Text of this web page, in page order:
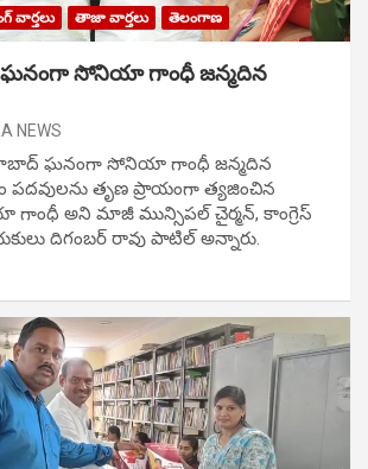
వార్తలు తాజా వార్తలు తెలంగాణ
ఘ‌నంగా సోనియా గాంధీ జ‌న్మ‌దిన
NEWS
ఘ‌నంగా సోనియా గాంధీ జ‌న్మ‌దిన
ప‌ద‌వుల‌ను తృణ ప్రాయంగా త్య‌జించిన
అని మాజీ మున్సిప‌ల్ చైర్మ‌న్, కాంగ్రెస్
దిగంబ‌ర్ రావు పాటిల్ అన్నారు.